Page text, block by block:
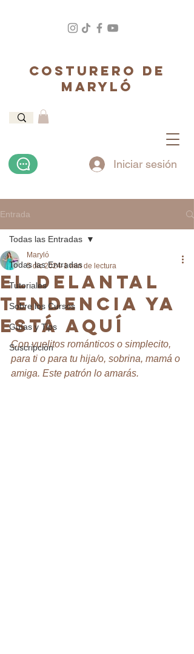
COSTURERO DE
MARYLÓ
Iniciar sesión
Entrada
Todas las Entradas
Tutoriales
Sobre los Cursos
Guías y Tips
Suscripción
Todas las Entradas
EL DELANTAL
TENDENCIA YA
ESTÁ AQUÍ
Maryló
5 dic 2024 1 min de lectura
Con vuelitos románticos o simplecito,
para ti o para tu hija/o, sobrina, mamá o
amiga. Este patrón lo amarás.